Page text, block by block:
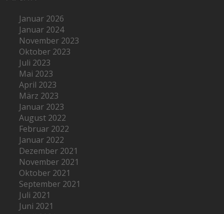
Januar 2026
Januar 2024
November 2023
Oktober 2023
Juli 2023
Mai 2023
April 2023
März 2023
Januar 2023
August 2022
Februar 2022
Januar 2022
Dezember 2021
November 2021
Oktober 2021
September 2021
Juli 2021
Juni 2021